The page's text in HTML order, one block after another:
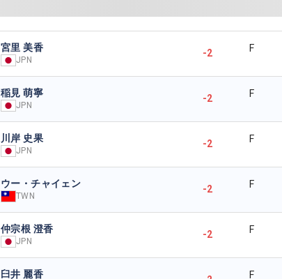
宮里 美香
JPN
-2 F
稲見 萌寧
JPN
-2 F
川岸 史果
JPN
-2 F
ウー・チャイェン
TWN
-2 F
仲宗根 澄香
JPN
-2 F
臼井 麗香 F